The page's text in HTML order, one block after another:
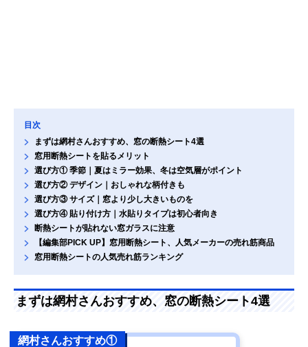
目次
まずは網村さんおすすめ、窓の断熱シート4選
窓用断熱シートを貼るメリット
選び方① 季節｜夏はミラー効果、冬は空気層がポイント
選び方② デザイン｜おしゃれな柄付きも
選び方③ サイズ｜窓より少し大きいものを
選び方④ 貼り付け方｜水貼りタイプは初心者向き
断熱シートが貼れない窓ガラスに注意
【編集部PICK UP】窓用断熱シート、人気メーカーの売れ筋商品
窓用断熱シートの人気売れ筋ランキング
まずは網村さんおすすめ、窓の断熱シート4選
網村さんおすすめ①